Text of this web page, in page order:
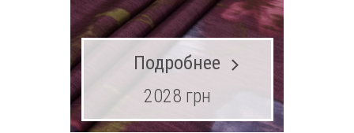
Подробнее
2028 грн